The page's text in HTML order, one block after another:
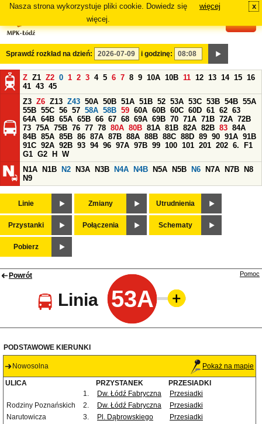
Nasza strona wykorzystuje pliki cookie. Dowiedz się
więcej.
więcej x
Sprawdź rozkład na dzień: i godzinę:
Z Z1 Z2 0 1 2 3 4 5 6 7 8 9 10A 10B 11 12 13 14 15 16
41 43 45
Z3 Z6 Z13 Z43 50A 50B 51A 51B 52 53A 53C 53B 54B 55A
55B 55C 56 57 58A 58B 59 60A 60B 60C 60D 61 62 63
64A 64B 65A 65B 66 67 68 69A 69B 70 71A 71B 72A 72B
73 75A 75B 76 77 78 80A 80B 81A 81B 82A 82B 83 84A
84B 85A 85B 86 87A 87B 88A 88B 88C 88D 89 90 91A 91B
91C 92A 92B 93 94 96 97A 97B 99 100 101 201 202 6.
F1
G1 G2 H
W
N1A
N1B N2 N3A N3B N4A N4B N5A N5B N6 N7A N7B
N8
N9
Linie Zmiany Utrudnienia
Przystanki Połączenia Schematy
Pobierz
Powrót
Linia 53A
Pomoc
PODSTAWOWE KIERUNKI
Nowosolna Pokaż na mapie
ULICA PRZYSTANEK
PRZESIADKI
1.
Dw. Łódź Fabryczna
Przesiadki
Rodziny Poznańskich
2. Dw. Łódź Fabryczna
Przesiadki
Narutowicza
3. Pl. Dąbrowskiego
Przesiadki